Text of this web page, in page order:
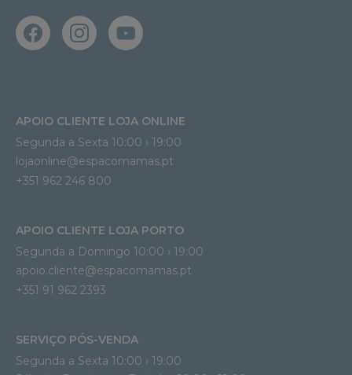
APOIO CLIENTE LOJA ONLINE
Segunda a Sexta 10:00 › 19:00
lojaonline@espacomamas.pt
+351 962 246 800
APOIO CLIENTE LOJA PORTO
Segunda a Domingo 10:00 › 19:00
apoio.cliente@espacomamas.pt
+351 91 962 2393
SERVIÇO PÓS-VENDA
Segunda a Sexta 10:00 › 19:00